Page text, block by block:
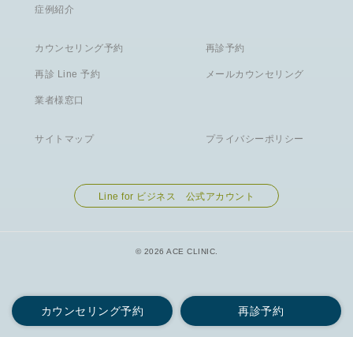
カウンセリング予約 再診予約
症例紹介
カウンセリング予約 再診予約
再診 Line 予約 メールカウンセリング
業者様窓口
サイトマップ プライバシーポリシー
Line for ビジネス 公式アカウント
© 2026 ACE CLINIC.